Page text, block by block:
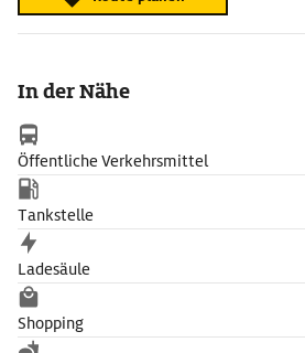
In der Nähe
Öffentliche Verkehrsmittel
Tankstelle
Ladesäule
Shopping